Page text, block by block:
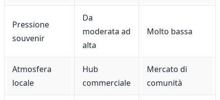
Pressione
souvenir
Da
moderata ad
alta
Molto bassa
Atmosfera
locale
Hub
commerciale
Mercato di
comunità